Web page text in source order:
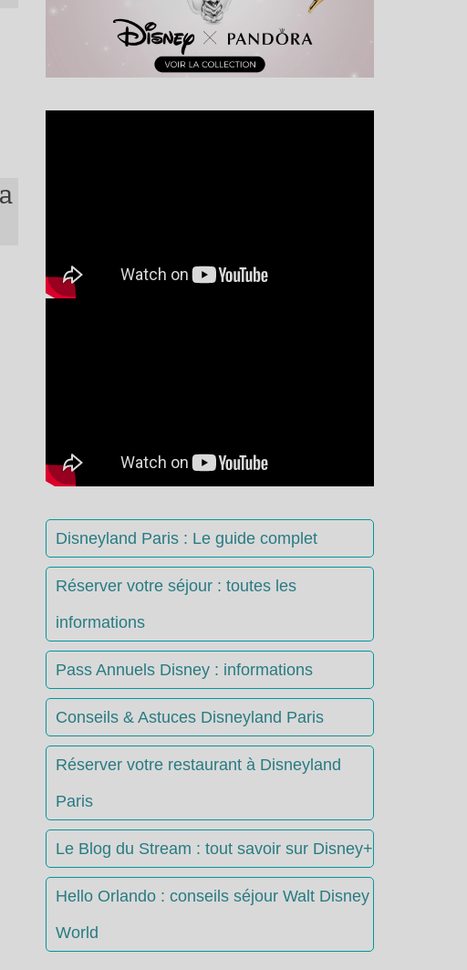
Disneyland Paris : Le guide complet
Réserver votre séjour : toutes les
informations
Pass Annuels Disney : informations
Conseils & Astuces Disneyland Paris
Réserver votre restaurant à Disneyland
Paris
Le Blog du Stream : tout savoir sur Disney+
Hello Orlando : conseils séjour Walt Disney
World